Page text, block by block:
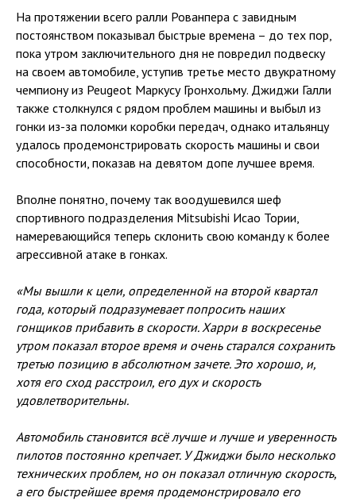
На протяжении всего ралли Рованпера с завидным
постоянством показывал быстрые времена – до тех пор,
пока утром заключительного дня не повредил подвеску
на своем автомобиле, уступив третье место двукратному
чемпиону из Peugeot Маркусу Гронхольму. Джиджи Галли
также столкнулся с рядом проблем машины и выбыл из
гонки из-за поломки коробки передач, однако итальянцу
удалось продемонстрировать скорость машины и свои
способности, показав на девятом допе лучшее время.
Вполне понятно, почему так воодушевился шеф
спортивного подразделения Mitsubishi Исао Тории,
намеревающийся теперь склонить свою команду к более
агрессивной атаке в гонках.
«Мы вышли к цели, определенной на второй квартал
года, который подразумевает попросить наших
гонщиков прибавить в скорости. Харри в воскресенье
утром показал второе время и очень старался сохранить
третью позицию в абсолютном зачете. Это хорошо, и,
хотя его сход расстроил, его дух и скорость
удовлетворительны.
Автомобиль становится всё лучше и лучше и уверенность
пилотов постоянно крепчает. У Джиджи было несколько
технических проблем, но он показал отличную скорость,
а его быстрейшее время продемонстрировало его